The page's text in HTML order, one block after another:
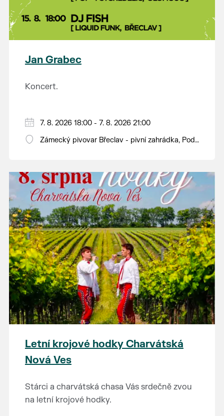
Jan Grabec
Koncert.
7. 8. 2026 18:00 - 7. 8. 2026 21:00
Zámecký pivovar Břeclav - pivní zahrádka, Pod
Letní krojové hodky Charvátská
Nová Ves
Stárci a charvátská chasa Vás srdečně zvou
na letní krojové hodky.